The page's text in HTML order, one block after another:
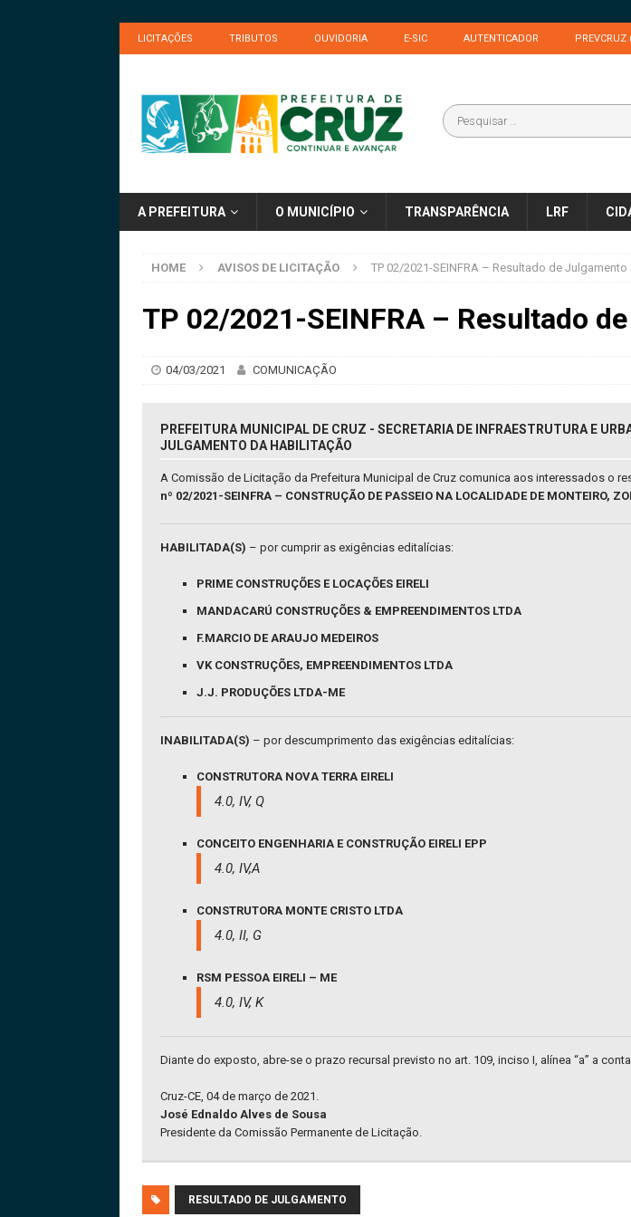
LICITAÇÕES TRIBUTOS OUVIDORIA E-SIC AUTENTICADOR PREVCRUZ
A PREFEITURA O MUNICÍPIO TRANSPARÊNCIA LRF
HOME AVISOS DE LICITAÇÃO TP 02/2021-SEINFRA – Resultado de
TP 02/2021-SEINFRA – Resultado
04/03/2021 COMUNICAÇÃO
PREFEITURA MUNICIPAL DE CRUZ - SECRETARIA DE INFRAESTRUTURA E
JULGAMENTO DA HABILITAÇÃO
A Comissão de Licitação da Prefeitura Municipal de Cruz comunica aos interessados o
nº 02/2021-SEINFRA – CONSTRUÇÃO DE PASSEIO NA LOCALIDADE DE MONTEIRO,
HABILITADA(S) – por cumprir as exigências editalícias:
PRIME CONSTRUÇÕES E LOCAÇÕES EIRELI
MANDACARÚ CONSTRUÇÕES & EMPREENDIMENTOS LTDA
F.MARCIO DE ARAUJO MEDEIROS
VK CONSTRUÇÕES, EMPREENDIMENTOS LTDA
J.J. PRODUÇÕES LTDA-ME
INABILITADA(S) – por descumprimento das exigências editalícias:
CONSTRUTORA NOVA TERRA EIRELI
4.0, IV, Q
CONCEITO ENGENHARIA E CONSTRUÇÃO EIRELI EPP
4.0, IV,A
CONSTRUTORA MONTE CRISTO LTDA
4.0, II, G
RSM PESSOA EIRELI – ME
4.0, IV, K
Diante do exposto, abre-se o prazo recursal previsto no art. 109, inciso I, alínea “a” a
Cruz-CE, 04 de março de 2021.
José Ednaldo Alves de Sousa
Presidente da Comissão Permanente de Licitação.
RESULTADO DE JULGAMENTO